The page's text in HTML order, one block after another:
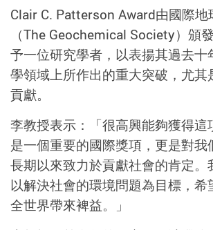
Clair C. Patterson Award由國際地
（The Geochemical Society）頒
予一位研究學者，以表揚其過去十
學領域上所作出的重大突破，尤其
貢獻。
李教授表示：「很高興能夠獲得這
是一個重要的國際獎項，更是對我
長期以來致力於貢獻社會的肯定。
以解決社會的環境問題為目標，希
全世界帶來裨益。」